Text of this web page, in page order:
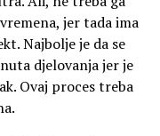
jer tada ima
Najbolje je da se
djelovanja jer je
Ovaj proces treba